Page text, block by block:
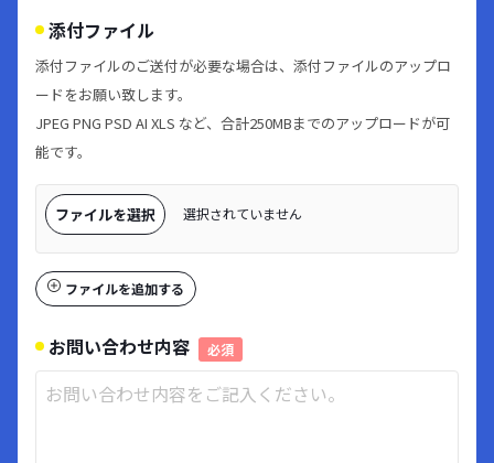
添付ファイル
添付ファイルのご送付が必要な場合は、添付ファイルのアップロ
ードをお願い致します。
JPEG PNG PSD AI XLS など、合計250MBまでのアップロードが可
能です。
ファイルを選択 選択されていません
ファイルを追加する
お問い合わせ内容 必須